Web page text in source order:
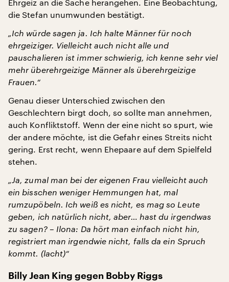
Ehrgeiz an die Sache herangehen. Eine Beobachtung,
die Stefan unumwunden bestätigt.
„Ich würde sagen ja. Ich halte Männer für noch
ehrgeiziger. Vielleicht auch nicht alle und
pauschalieren ist immer schwierig, ich kenne sehr viel
mehr überehrgeizige Männer als überehrgeizige
Frauen.“
Genau dieser Unterschied zwischen den
Geschlechtern birgt doch, so sollte man annehmen,
auch Konfliktstoff. Wenn der eine nicht so spurt, wie
der andere möchte, ist die Gefahr eines Streits nicht
gering. Erst recht, wenn Ehepaare auf dem Spielfeld
stehen.
„Ja, zumal man bei der eigenen Frau vielleicht auch
ein bisschen weniger Hemmungen hat, mal
rumzupöbeln. Ich weiß es nicht, es mag so Leute
geben, ich natürlich nicht, aber… hast du irgendwas
zu sagen? – Ilona: Da hört man einfach nicht hin,
registriert man irgendwie nicht, falls da ein Spruch
kommt. (lacht)“
Billy Jean King gegen Bobby Riggs